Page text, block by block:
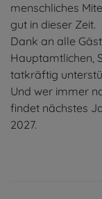
menschliches
gut in dieser Zeit.
Dank an alle
Hauptamtlichen,
tatkräftig
Und wer immer
findet nächstes
2027.